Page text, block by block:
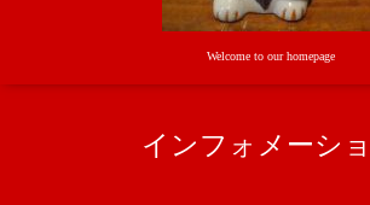
Welcome to our homepage
インフォメーシ